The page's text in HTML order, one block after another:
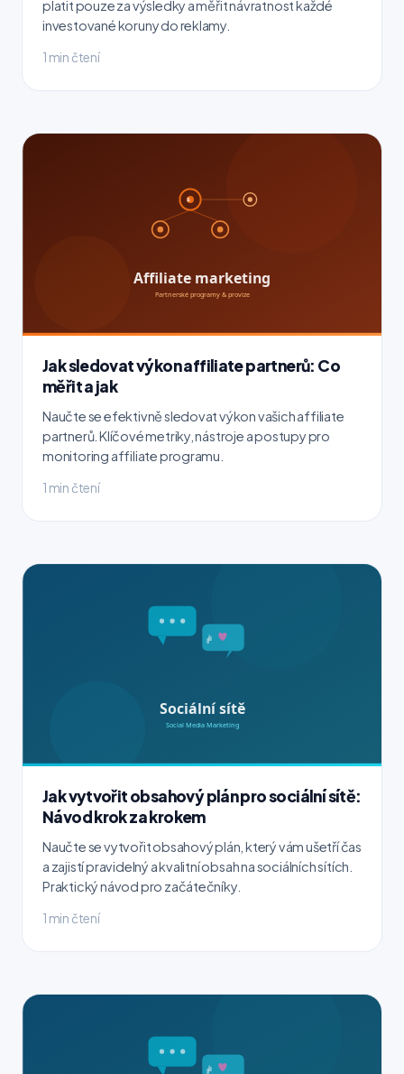
platit pouze za výsledky a měřit návratnost každé
investované koruny do reklamy.
1 min čtení
Jak sledovat výkon affiliate partnerů: Co
měřit a jak
Naučte se efektivně sledovat výkon vašich affiliate
partnerů. Klíčové metriky, nástroje a postupy pro
monitoring affiliate programu.
1 min čtení
Jak vytvořit obsahový plán pro sociální sítě:
Návod krok za krokem
Naučte se vytvořit obsahový plán, který vám ušetří čas
a zajistí pravidelný a kvalitní obsah na sociálních sítích.
Praktický návod pro začátečníky.
1 min čtení